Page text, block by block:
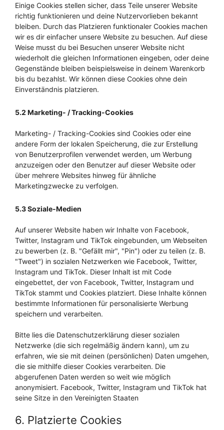
Einige Cookies stellen sicher, dass Teile unserer Website
richtig funktionieren und deine Nutzervorlieben bekannt
bleiben. Durch das Platzieren funktionaler Cookies machen
wir es dir einfacher unsere Website zu besuchen. Auf diese
Weise musst du bei Besuchen unserer Website nicht
wiederholt die gleichen Informationen eingeben, oder deine
Gegenstände bleiben beispielsweise in deinem Warenkorb
bis du bezahlst. Wir können diese Cookies ohne dein
Einverständnis platzieren.
5.2 Marketing- / Tracking-Cookies
Marketing- / Tracking-Cookies sind Cookies oder eine
andere Form der lokalen Speicherung, die zur Erstellung
von Benutzerprofilen verwendet werden, um Werbung
anzuzeigen oder den Benutzer auf dieser Website oder
über mehrere Websites hinweg für ähnliche
Marketingzwecke zu verfolgen.
5.3 Soziale-Medien
Auf unserer Website haben wir Inhalte von Facebook,
Twitter, Instagram und TikTok eingebunden, um Webseiten
zu bewerben (z. B. "Gefällt mir", "Pin") oder zu teilen (z. B.
"Tweet") in sozialen Netzwerken wie Facebook, Twitter,
Instagram und TikTok. Dieser Inhalt ist mit Code
eingebettet, der von Facebook, Twitter, Instagram und
TikTok stammt und Cookies platziert. Diese Inhalte können
bestimmte Informationen für personalisierte Werbung
speichern und verarbeiten.
Bitte lies die Datenschutzerklärung dieser sozialen
Netzwerke (die sich regelmäßig ändern kann), um zu
erfahren, wie sie mit deinen (persönlichen) Daten umgehen,
die sie mithilfe dieser Cookies verarbeiten. Die
abgerufenen Daten werden so weit wie möglich
anonymisiert. Facebook, Twitter, Instagram und TikTok hat
seine Sitze in den Vereinigten Staaten
6. Platzierte Cookies